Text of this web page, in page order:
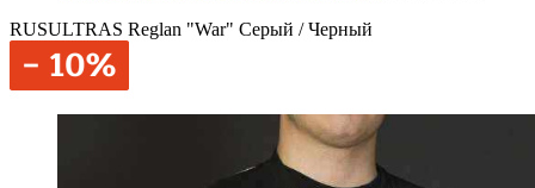
RUSULTRAS Reglan "War" Серый / Черный